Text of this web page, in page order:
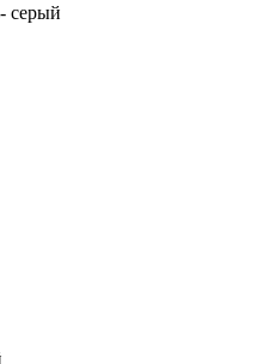
серый